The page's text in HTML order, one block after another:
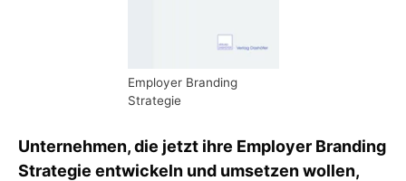
Employer Branding
Strategie
Unternehmen, die jetzt ihre Employer Branding
Strategie entwickeln und umsetzen wollen,